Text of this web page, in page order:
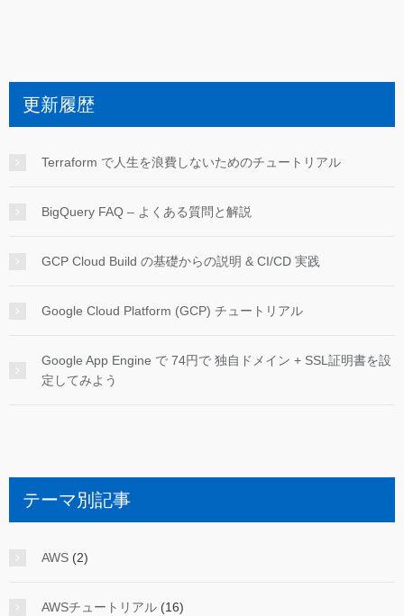
更新履歴
Terraform で人生を浪費しないためのチュートリアル
BigQuery FAQ – よくある質問と解説
GCP Cloud Build の基礎からの説明 & CI/CD 実践
Google Cloud Platform (GCP) チュートリアル
Google App Engine で 74円で 独自ドメイン + SSL証明書を設
定してみよう
テーマ別記事
AWS (2)
AWSチュートリアル (16)